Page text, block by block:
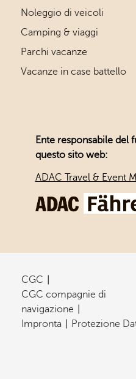
Noleggio di veicoli
Camping & viaggi
Parchi vacanze
Vacanze in case battello
Ente responsabile del
questo sito web:
ADAC Travel & Event
CGC
CGC compagnie di
navigazione
Impronta
Protezione